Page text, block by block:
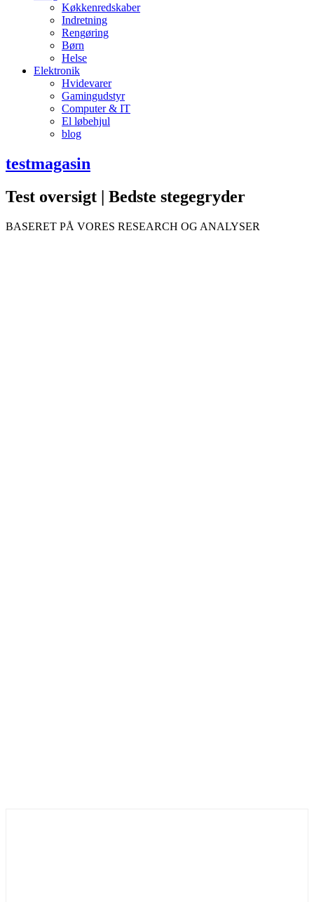
Køkkenredskaber
Indretning
Rengøring
Børn
Helse
Elektronik
Hvidevarer
Gamingudstyr
Computer & IT
El løbehjul
blog
testmagasin
Test oversigt | Bedste stegegryder
BASERET PÅ VORES RESEARCH OG ANALYSER